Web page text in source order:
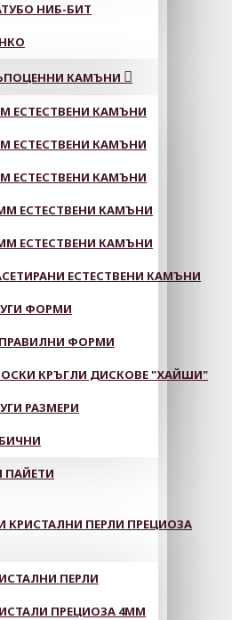
НИБ-БИТ
КАМЪНИ
ЕСТЕСТВЕНИ КАМЪНИ
ЕСТЕСТВЕНИ КАМЪНИ
ЕСТЕСТВЕНИ КАМЪНИ
ЕСТЕСТВЕНИ КАМЪНИ
ЕСТЕСТВЕНИ КАМЪНИ
ЕСТЕСТВЕНИ КАМЪНИ
ФОРМИ
ФОРМИ
КРЪГЛИ ДИСКОВЕ "ХАЙШИ"
РАЗМЕРИ
ПАЙЕТИ
КРИСТАЛНИ ПЕРЛИ ПРЕЦИОЗА
ПЕРЛИ
ПРЕЦИОЗА 4ММ